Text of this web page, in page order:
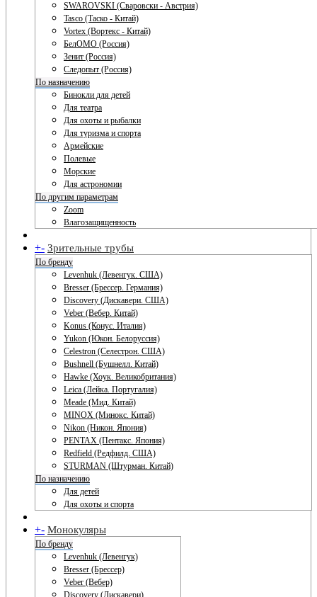
SWAROVSKI (Сваровски - Австрия)
Tasco (Таско - Китай)
Vortex (Вортекс - Китай)
БелОМО (Россия)
Зенит (Россия)
Следопыт (Россия)
По назначению
Бинокли для детей
Для театра
Для охоты и рыбалки
Для туризма и спорта
Армейские
Полевые
Морские
Для астрономии
По другим параметрам
Zoom
Влагозащищенность
+- Зрительные трубы
По бренду
Levenhuk (Левенгук. США)
Bresser (Брессер. Германия)
Discovery (Дискавери. США)
Veber (Вебер. Китай)
Konus (Конус. Италия)
Yukon (Юкон. Белоруссия)
Celestron (Селестрон. США)
Bushnell (Бушнелл. Китай)
Hawke (Хоук. Великобритания)
Leica (Лейка. Португалия)
Meade (Мид. Китай)
MINOX (Минокс. Китай)
Nikon (Никон. Япония)
PENTAX (Пентакс. Япония)
Redfield (Редфилд. США)
STURMAN (Штурман. Китай)
По назначению
Для детей
Для охоты и спорта
+- Монокуляры
По бренду
Levenhuk (Левенгук)
Bresser (Брессер)
Veber (Вебер)
Discovery (Дискавери)